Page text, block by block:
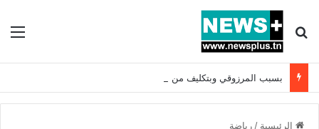
بحث عن
الرئيسية / رياضة